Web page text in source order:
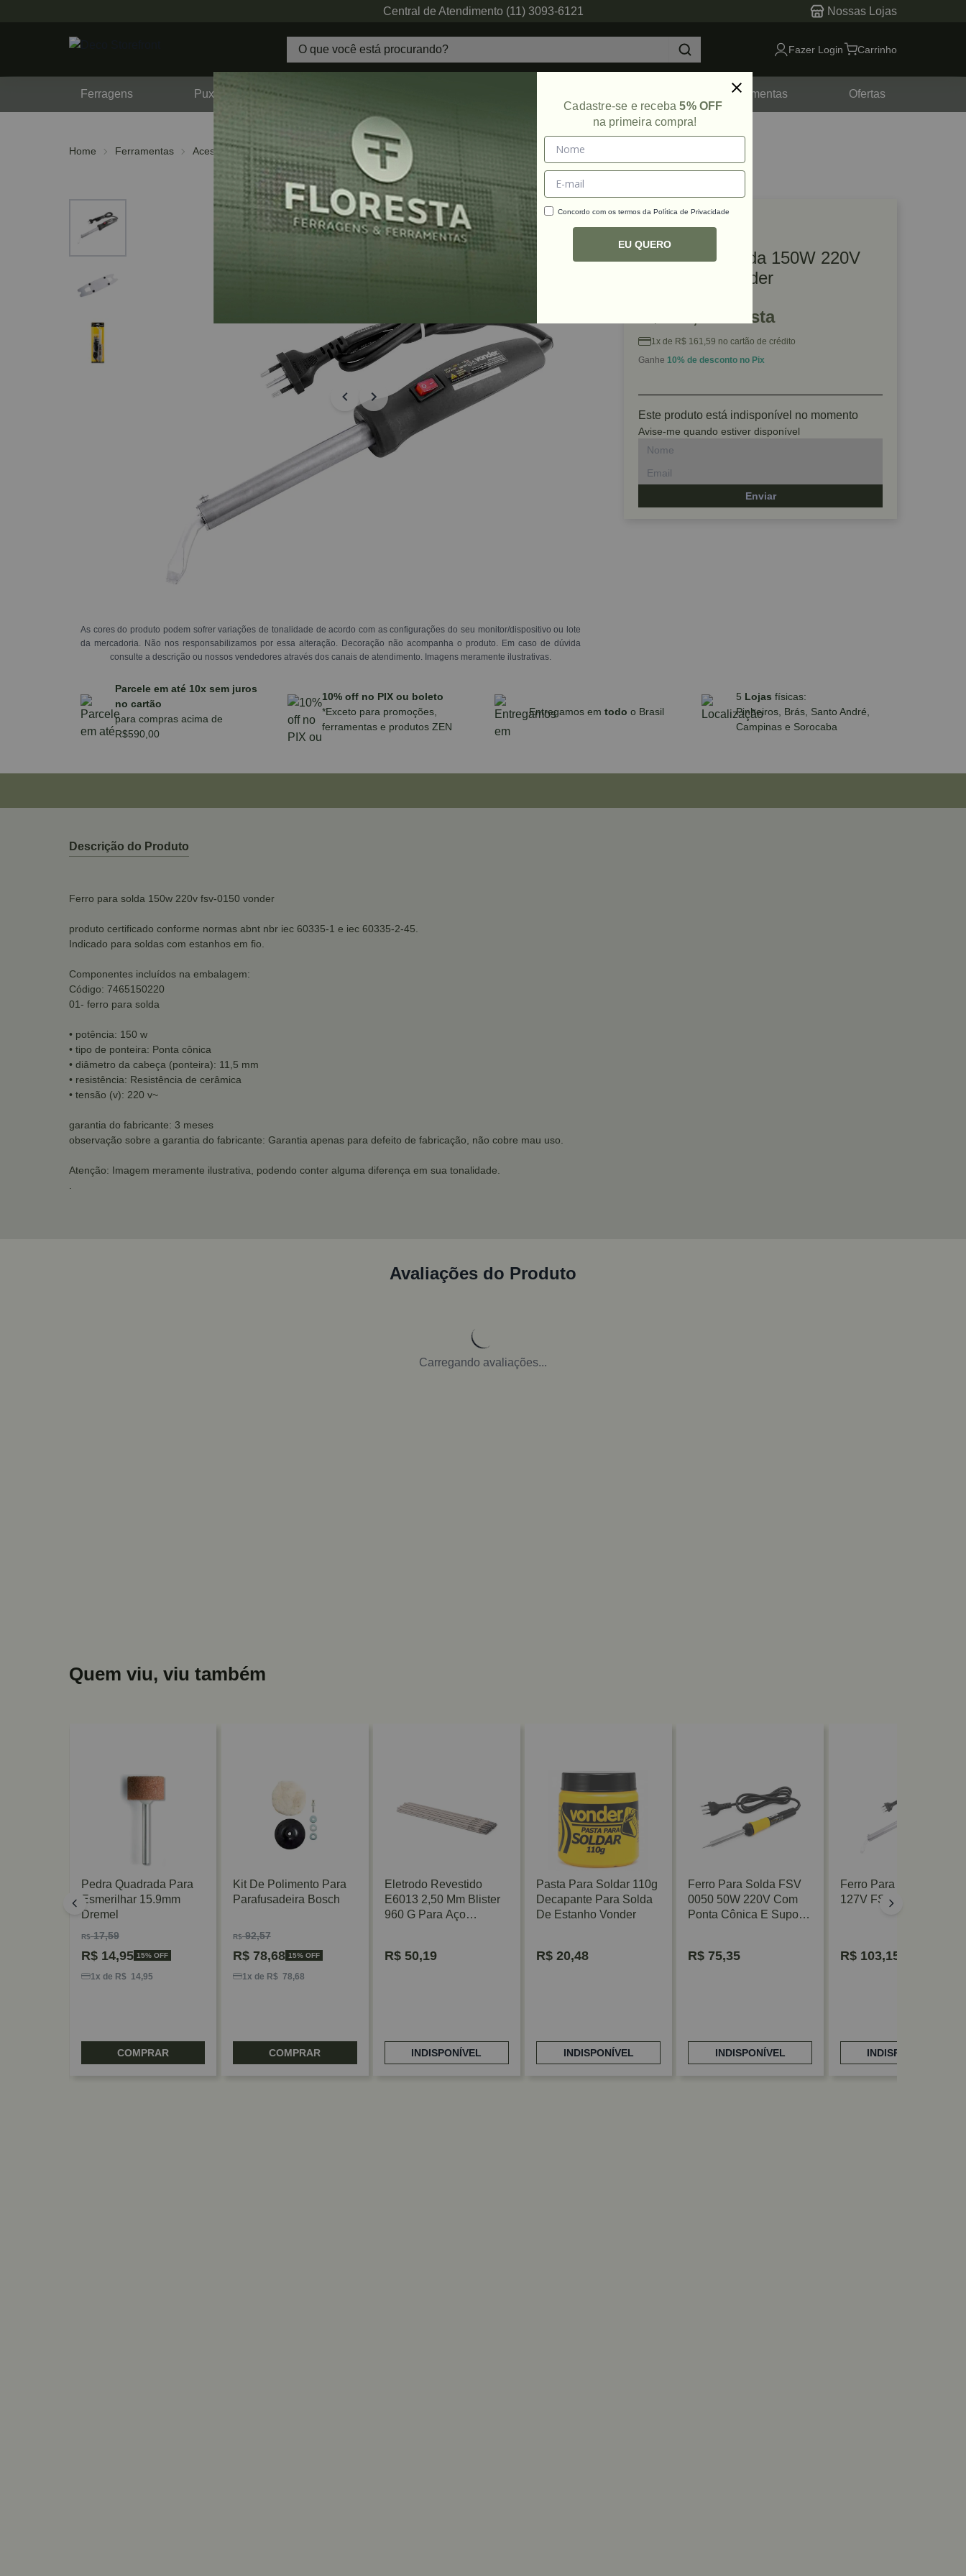
Central de Atendimento (11) 3093-6121 Nossas Lojas
Fazer Login Carrinho
Ferragens Puxadores Ferramentas Ofertas
Home Ferramentas Acessórios Diversos
As cores do produto podem sofrer variações de tonalidade de acordo com as configurações do seu monitor/dispositivo ou lote
da mercadoria. Não nos responsabilizamos por essa alteração. Decoração não acompanha o produto. Em caso de dúvida
consulte a descrição ou nossos vendedores através dos canais de atendimento. Imagens meramente ilustrativas.
Ref: 75116
Ferro para Solda 150W 220V
FSV-0150 Vonder
R$ 161,59 à vista
1x de R$ 161,59 no cartão de crédito
Ganhe 10% de desconto no Pix
Este produto está indisponível no momento
Avise-me quando estiver disponível
Enviar
Parcele em até 10x sem juros
no cartão
para compras acima de
R$590,00
10% off no PIX ou boleto
*Exceto para promoções,
ferramentas e produtos ZEN
Entregamos em todo o Brasil
5 Lojas físicas:
Pinheiros, Brás, Santo André,
Campinas e Sorocaba
Descrição do Produto
Ferro para solda 150w 220v fsv-0150 vonder
produto certificado conforme normas abnt nbr iec 60335-1 e iec 60335-2-45.
Indicado para soldas com estanhos em fio.
Componentes incluídos na embalagem:
Código: 7465150220
01- ferro para solda
• potência: 150 w
• tipo de ponteira: Ponta cônica
• diâmetro da cabeça (ponteira): 11,5 mm
• resistência: Resistência de cerâmica
• tensão (v): 220 v~
garantia do fabricante: 3 meses
observação sobre a garantia do fabricante: Garantia apenas para defeito de fabricação, não cobre mau uso.
Atenção: Imagem meramente ilustrativa, podendo conter alguma diferença em sua tonalidade.
Avaliações do Produto
Carregando avaliações...
Quem viu, viu também
Pedra Quadrada Para
Esmerilhar 15.9mm
Dremel
R$17,59
R$14,95 15% OFF
1x de R$ 14,95
COMPRAR
Kit De Polimento Para
Parafusadeira Bosch
R$92,57
R$78,68 15% OFF
1x de R$ 78,68
COMPRAR
Eletrodo Revestido
E6013 2,50 Mm Blister
960 G Para Aço
R$50,19
INDISPONÍVEL
Pasta Para Soldar 110g
Decapante Para Solda
De Estanho Vonder
R$ 20,48
INDISPONÍVEL
Ferro Para Solda FSV
0050 50W 220V Com
Ponta Cônica E Suporte
R$ 75,35
INDISPONÍVEL
Ferro Para Solda 100W
127V FSV-0100 Vonder
R$103,15
INDISPONÍVEL
Cadastre-se e receba5% OFF
na primeira compra!
Concordo com os termos da Política de Privacidade
EU QUERO